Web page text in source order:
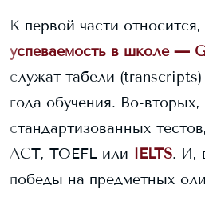
К первой части
успеваемость в школе —
служат табели
года обучения. Во-вторых,
стандартизованных
ACT, TOEFL или IELTS. И,
победы на предметных